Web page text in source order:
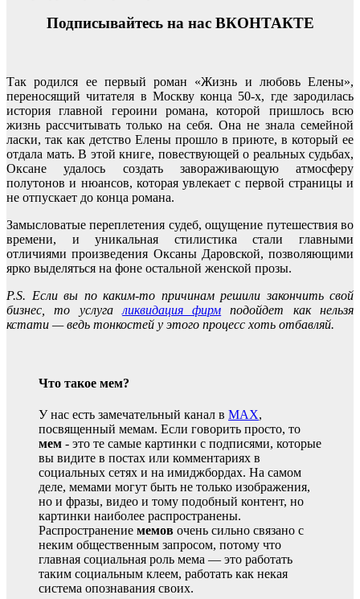
Подписывайтесь на нас ВКОНТАКТЕ
Так родился ее первый роман «Жизнь и любовь Елены»,
переносящий читателя в Москву конца 50-х, где зародилась
история главной героини романа, которой пришлось всю
жизнь рассчитывать только на себя. Она не знала семейной
ласки, так как детство Елены прошло в приюте, в который ее
отдала мать. В этой книге, повествующей о реальных судьбах,
Оксане удалось создать завораживающую атмосферу
полутонов и нюансов, которая увлекает с первой страницы и
не отпускает до конца романа.
Замысловатые переплетения судеб, ощущение путешествия во
времени, и уникальная стилистика стали главными
отличиями произведения Оксаны Даровской, позволяющими
ярко выделяться на фоне остальной женской прозы.
P.S. Если вы по каким-то причинам решили закончить свой
бизнес, то услуга ликвидация фирм подойдет как нельзя
кстати — ведь тонкостей у этого процесс хоть отбавляй.
Что такое мем?
У нас есть замечательный канал в MAX,
посвященный мемам. Если говорить просто, то
мем - это те самые картинки с подписями, которые
вы видите в постах или комментариях в
социальных сетях и на имиджбордах. На самом
деле, мемами могут быть не только изображения,
но и фразы, видео и тому подобный контент, но
картинки наиболее распространены.
Распространение мемов очень сильно связано с
неким общественным запросом, потому что
главная социальная роль мема — это работать
таким социальным клеем, работать как некая
система опознавания своих.